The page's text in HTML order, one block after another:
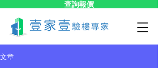
查詢報價
文章